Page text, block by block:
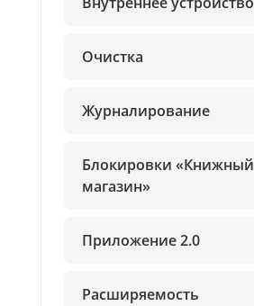
Очистка
Журналирование
Блокировки «Книжный
магазин»
Приложение 2.0
Расширяемость